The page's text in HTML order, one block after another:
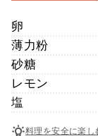
卵
薄力粉
砂糖
レモン
塩
料理を安全に楽